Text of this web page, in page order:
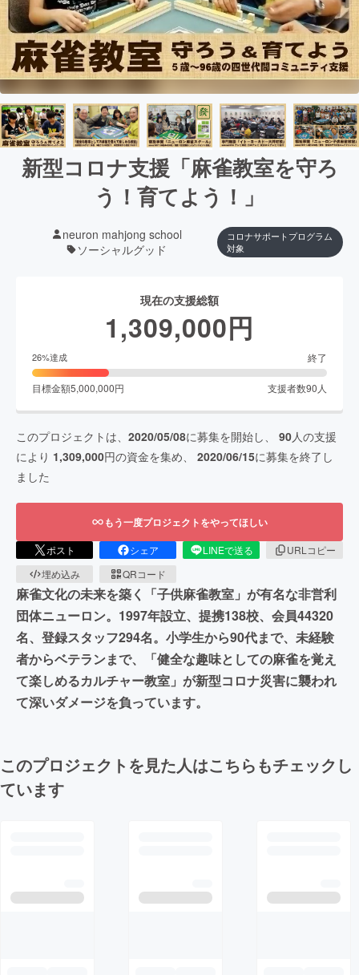
新型コロナ支援「麻雀教室を守ろ
う！育てよう！」
neuron mahjong school
ソーシャルグッド
コロナサポートプログラム
対象
現在の支援総額
1,309,000円
26%達成 終了
目標金額5,000,000円 支援者数90 人
このプロジェクトは、 2020/05/08に募集を開始し、 90人の支援
により 1,309,000円の資金を集め、 2020/06/15に募集を終了し
ました
もう一度プロジェクトをやってほしい
ポスト シェア LINEで送る
URLコピー
埋め込み
QRコード
麻雀文化の未来を築く「子供麻雀教室」が有名な非営利
団体ニューロン。1997年設立、提携138校、会員44320
名、登録スタッフ294名。小学生から90代まで、未経験
者からベテランまで、「健全な趣味としての麻雀を覚え
て楽しめるカルチャー教室」が新型コロナ災害に襲われ
て深いダメージを負っています。
このプロジェクトを見た人はこちらもチェックし
ています